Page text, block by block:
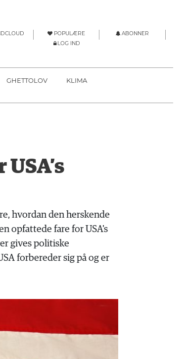
POPULÆRE
ABONNER
LOG IND
GHETTOLOV
KLIMA
hvordan den herskende
opfattede fare for USA's
gives politiske
forbereder sig på og er